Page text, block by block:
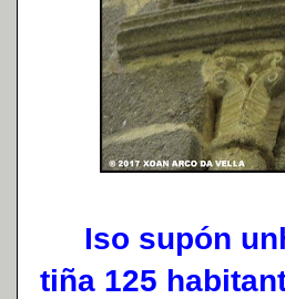
Iso supón
tiña 125